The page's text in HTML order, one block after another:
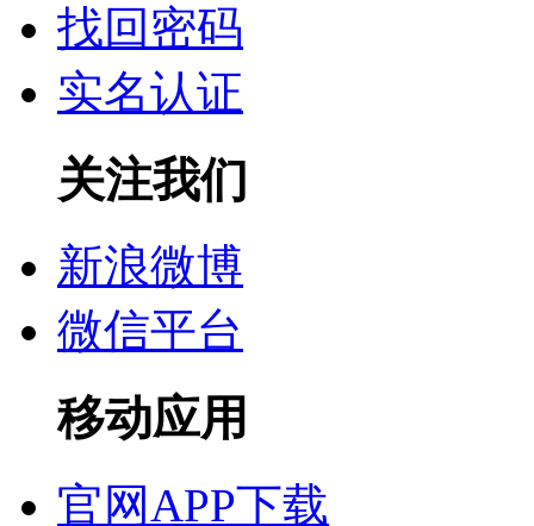
找回密码
实名认证
关注我们
新浪微博
微信平台
移动应用
官网APP下载